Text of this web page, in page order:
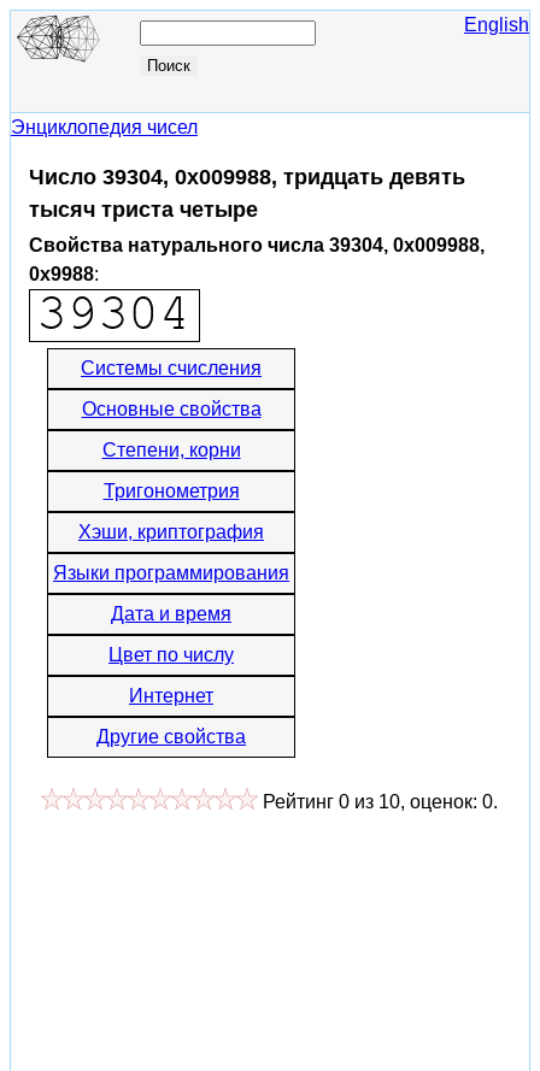
English
Энциклопедия чисел
Число 39304, 0x009988, тридцать девять
тысяч триста четыре
Свойства натурального числа 39304, 0x009988,
0x9988:
Системы счисления
Основные свойства
Степени, корни
Тригонометрия
Хэши, криптография
Языки программирования
Дата и время
Цвет по числу
Интернет
Другие свойства
Рейтинг 0 из 10, оценок: 0.